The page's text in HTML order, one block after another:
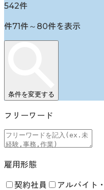
542件
件71件～ 80件を表示
条件を変更する
フリーワード
雇用形態
契約社員 アルバイト